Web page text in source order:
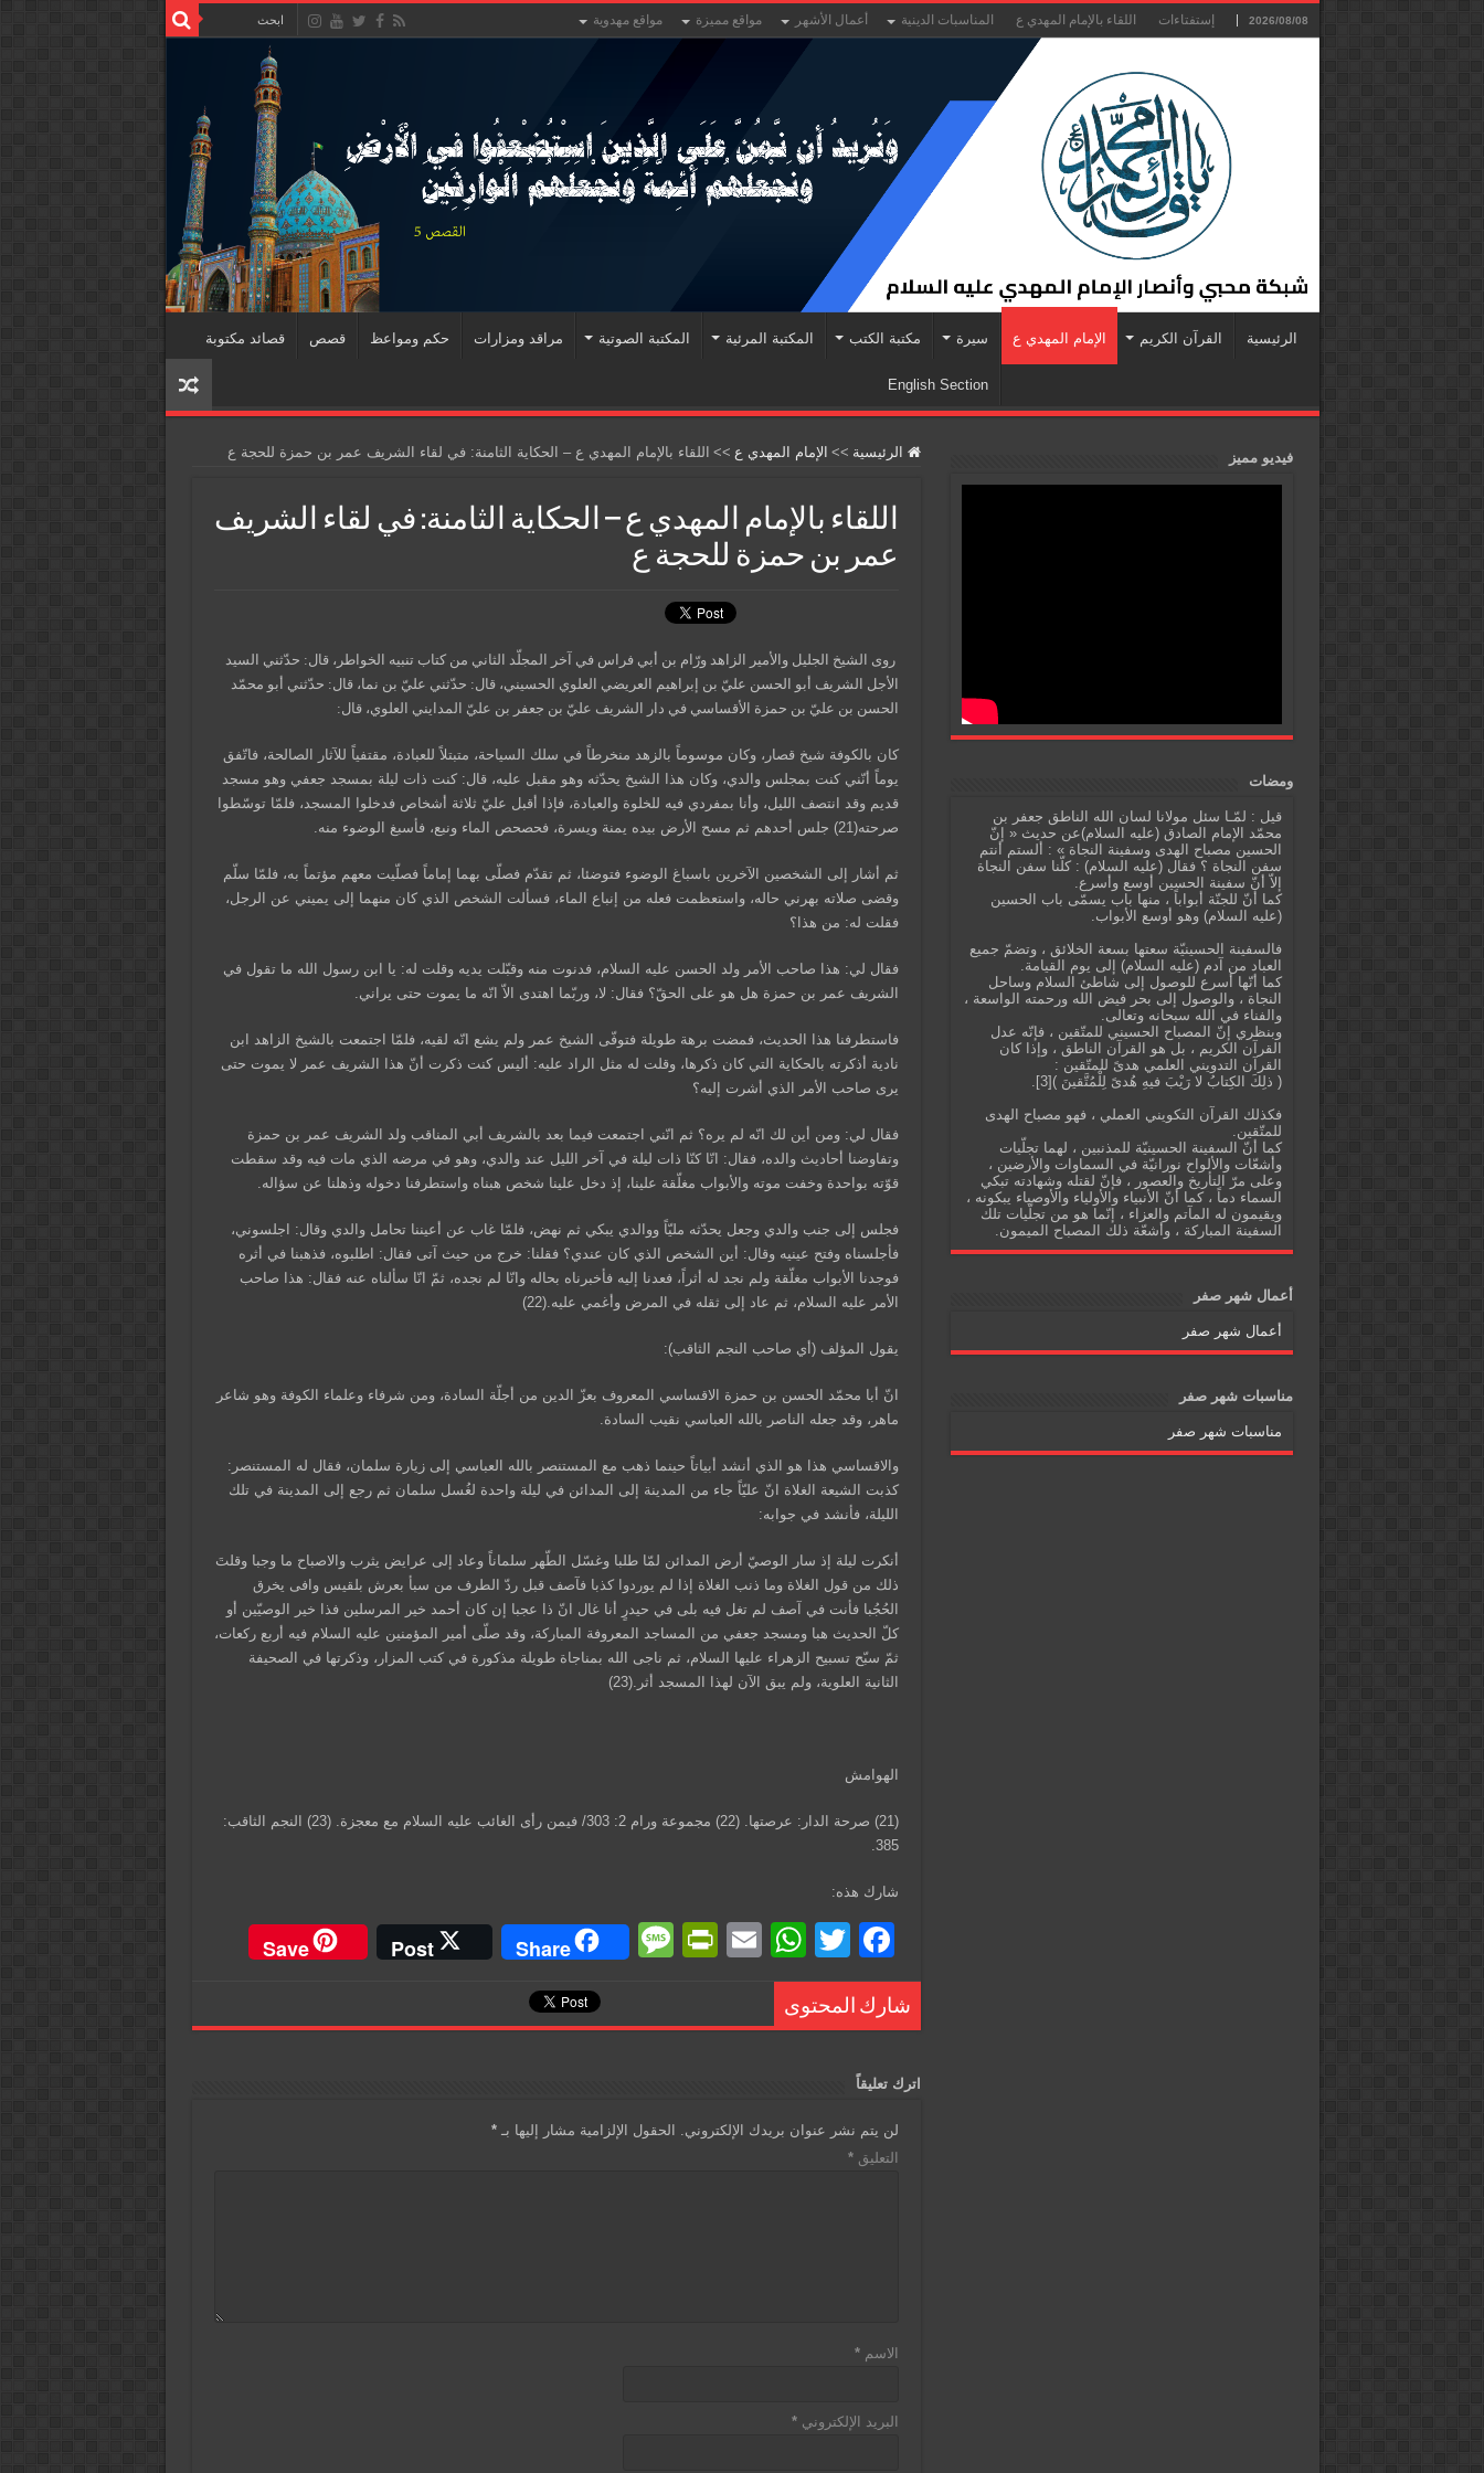
2026/08/08 إستفتاءات اللقاء بالإمام المهدي ع المناسبات الدينية أعمال الأشهر مواقع مميزة مواقع مهدوية
الرئيسية القرآن الكريم الإمام المهدي ع سيرة مكتبة الكتب المكتبة المرئية المكتبة الصوتية مراقد ومزارات حكم ومواعظ قصص قصائد مكتوبة
English Section
الرئيسية >> الإمام المهدي ع >> اللقاء بالإمام المهدي ع – الحكاية الثامنة: في لقاء الشريف عمر بن حمزة للحجة ع
اللقاء بالإمام المهدي ع – الحكاية الثامنة: في لقاء الشريف
عمر بن حمزة للحجة ع
روى الشيخ الجليل والأمير الزاهد ورّام بن أبي فراس في آخر المجلّد الثاني من كتاب تنبيه الخواطر، قال: حدّثني السيد
الأجل الشريف أبو الحسن عليّ بن إبراهيم العريضي العلوي الحسيني، قال: حدّثني عليّ بن نما، قال: حدّثني أبو محمّد
الحسن بن عليّ بن حمزة الأقساسي في دار الشريف عليّ بن جعفر بن عليّ المدايني العلوي، قال:
كان بالكوفة شيخ قصار، وكان موسوماً بالزهد منخرطاً في سلك السياحة، متبتلاً للعبادة، مقتفياً للآثار الصالحة، فاتّفق
يوماً أنّني كنت بمجلس والدي، وكان هذا الشيخ يحدّثه وهو مقبل عليه، قال: كنت ذات ليلة بمسجد جعفي وهو مسجد
قديم وقد انتصف الليل، وأنا بمفردي فيه للخلوة والعبادة، فإذا أقبل عليّ ثلاثة أشخاص فدخلوا المسجد، فلمّا توسّطوا
صرحته(21) جلس أحدهم ثم مسح الأرض بيده يمنة ويسرة، فحصحص الماء ونبع، فأسبغ الوضوء منه.
ثم أشار إلى الشخصين الآخرين باسباغ الوضوء فتوضئا، ثم تقدّم فصلّى بهما إماماً فصلّيت معهم مؤتماً به، فلمّا سلّم
وقضى صلاته بهرني حاله، واستعظمت فعله من إنباع الماء، فسألت الشخص الذي كان منهما إلى يميني عن الرجل،
فقلت له: من هذا؟
فقال لي: هذا صاحب الأمر ولد الحسن عليه السلام، فدنوت منه وقبّلت يديه وقلت له: يا ابن رسول الله ما تقول في
الشريف عمر بن حمزة هل هو على الحقّ؟ فقال: لا، وربّما اهتدى الاّ انّه ما يموت حتى يراني.
فاستطرفنا هذا الحديث، فمضت برهة طويلة فتوفّى الشيخ عمر ولم يشع انّه لقيه، فلمّا اجتمعت بالشيخ الزاهد ابن
نادية أذكرته بالحكاية التي كان ذكرها، وقلت له مثل الراد عليه: أليس كنت ذكرت أنّ هذا الشريف عمر لا يموت حتى
يرى صاحب الأمر الذي أشرت إليه؟
فقال لي: ومن أين لك انّه لم يره؟ ثم انّني اجتمعت فيما بعد بالشريف أبي المناقب ولد الشريف عمر بن حمزة
وتفاوضنا أحاديث والده، فقال: انّا كنّا ذات ليلة في آخر الليل عند والدي، وهو في مرضه الذي مات فيه وقد سقطت
قوّته بواحدة وخفت موته والأبواب مغلّقة علينا، إذ دخل علينا شخص هبناه واستطرفنا دخوله وذهلنا عن سؤاله.
فجلس إلى جنب والدي وجعل يحدّثه مليّاً ووالدي يبكي ثم نهض، فلمّا غاب عن أعيننا تحامل والدي وقال: اجلسوني،
فأجلسناه وفتح عينيه وقال: أين الشخص الذي كان عندي؟ فقلنا: خرج من حيث آتى فقال: اطلبوه، فذهبنا في أثره
فوجدنا الأبواب مغلّقة ولم نجد له أثراً، فعدنا إليه فأخبرناه بحاله وانّا لم نجده، ثمّ انّا سألناه عنه فقال: هذا صاحب
الأمر عليه السلام، ثم عاد إلى ثقله في المرض وأغمي عليه.(22)
يقول المؤلف (أي صاحب النجم الثاقب):
انّ أبا محمّد الحسن بن حمزة الاقساسي المعروف بعزّ الدين من أجلّة السادة، ومن شرفاء وعلماء الكوفة وهو شاعر
ماهر، وقد جعله الناصر بالله العباسي نقيب السادة.
والاقساسي هذا هو الذي أنشد أبياتاً حينما ذهب مع المستنصر بالله العباسي إلى زيارة سلمان، فقال له المستنصر:
كذبت الشيعة الغلاة انّ عليّاً جاء من المدينة إلى المدائن في ليلة واحدة لغُسل سلمان ثم رجع إلى المدينة في تلك
الليلة، فأنشد في جوابه:
أنكرت ليلة إذ سار الوصيّ أرض المدائن لمّا طلبا وغسّل الطّهر سلماناً وعاد إلى عرايض يثرب والاصباح ما وجبا وقلتَ
ذلك من قول الغلاة وما ذنب الغلاة إذا لم يوردوا كذبا فآصف قبل ردّ الطرف من سبأ بعرش بلقيس وافى يخرق
الحُجُبا فأنت في آصف لم تغل فيه بلى في حيدرٍ أنا غال انّ ذا عجبا إن كان أحمد خير المرسلين فذا خير الوصيّين أو
كلّ الحديث هبا ومسجد جعفي من المساجد المعروفة المباركة، وقد صلّى أمير المؤمنين عليه السلام فيه أربع ركعات،
ثمّ سبّح تسبيح الزهراء عليها السلام، ثم ناجى الله بمناجاة طويلة مذكورة في كتب المزار، وذكرتها في الصحيفة
الثانية العلوية، ولم يبق الآن لهذا المسجد أثر.(23)
الهوامش
(21) صرحة الدار: عرصتها. (22) مجموعة ورام 2: 303/ فيمن رأى الغائب عليه السلام مع معجزة. (23) النجم الثاقب:
385.
شارك هذه:
F
a
c
b
o
o
T
wi
tt
W
p
E
Pr
n
M
e
Share
Post
Save
شارك المحتوى
اترك تعليقاً
لن يتم نشر عنوان بريدك الإلكتروني. الحقول الإلزامية مشار إليها بـ*
التعليق*
الاسم*
البريد الإلكتروني*
فيديو مميز
ومضات
قيل : لمّـا سئل مولانا لسان الله الناطق جعفر بن
محمّد الإمام الصادق (عليه السلام)عن حديث « إنّ
الحسين مصباح الهدى وسفينة النجاة » : ألستم أنتم
سفن النجاة ؟ فقال (عليه السلام) : كلّنا سفن النجاة
إلاّ أنّ سفينة الحسين أوسع وأسرع.
كما أنّ للجنّة أبواباً ، منها باب يسمّى باب الحسين
(عليه السلام) وهو أوسع الأبواب.
فالسفينة الحسينيّة سعتها بسعة الخلائق ، وتضمّ جميع
العباد من آدم (عليه السلام) إلى يوم القيامة.
كما أنّها أسرع للوصول إلى شاطئ السلام وساحل
النجاة ، والوصول إلى بحر فيض الله ورحمته الواسعة ،
والفناء في الله سبحانه وتعالى.
وبنظري إنّ المصباح الحسيني للمتّقين ، فإنّه عدل
القرآن الكريم ، بل هو القرآن الناطق ، وإذا كان
القرآن التدويني العلمي هدىً للمتّقين :
( ذلِكَ الكِتابُ لا رَيْبَ فيهِ هُدىً لِلْمُتَّقينَ )[3].
فكذلك القرآن التكويني العملي ، فهو مصباح الهدى
للمتّقين.
كما أنّ السفينة الحسينيّة للمذنبين ، لهما تجلّيات
وأشعّات والألواح نورانيّة في السماوات والأرضين ،
وعلى مرّ التأريخ والعصور ، فإنّ لقتله وشهادته تبكي
السماء دماً ، كما أنّ الأنبياء والأولياء والأوصياء يبكونه ،
ويقيمون له المآتم والعزاء ، إنّما هو من تجلّيات تلك
السفينة المباركة ، وأشعّة ذلك المصباح الميمون.
أعمال شهر صفر
أعمال شهر صفر
مناسبات شهر صفر
مناسبات شهر صفر